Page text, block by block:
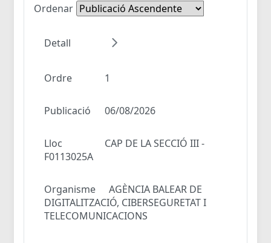
Ordenar
Detall
Ordre 1
Publicació 06/08/2026
Lloc
CAP DE LA SECCIÓ III -
F0113025A
Organisme
AGÈNCIA BALEAR DE
DIGITALITZACIÓ, CIBERSEGURETAT I
TELECOMUNICACIONS